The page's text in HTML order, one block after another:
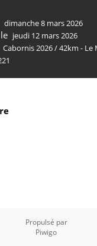
dimanche 8 mars 2026
jeudi 12 mars 2026
Cabornis 2026/42km - Le
Propulsé par
Piwigo